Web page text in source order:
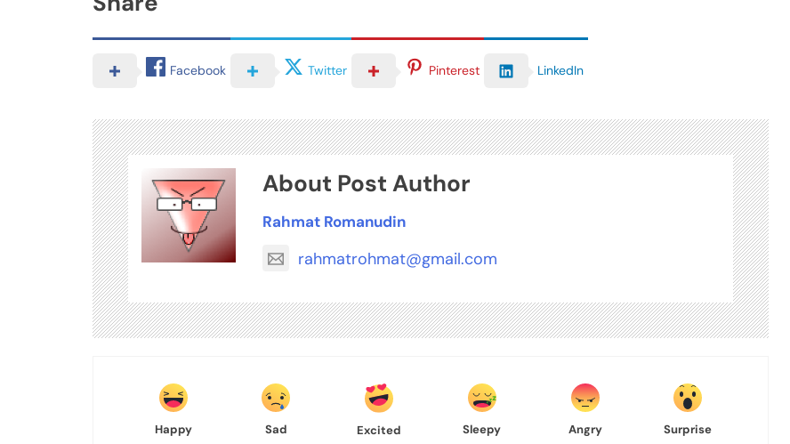
Facebook Twitter Pinterest LinkedIn
About Post Author
Rahmat Romanudin
rahmatrohmat@gmail.com
Happy Sad Excited Sleepy Angry Surprise